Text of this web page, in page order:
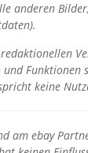
anderen
und
keine
am ebay